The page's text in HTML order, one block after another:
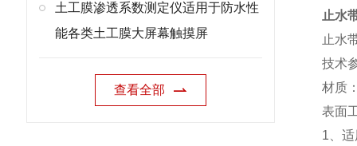
土工膜渗透系数测定仪适用于防水性
能各类土工膜大屏幕触摸屏
查看全部
止水
止水
技术
材质
表面
1 、